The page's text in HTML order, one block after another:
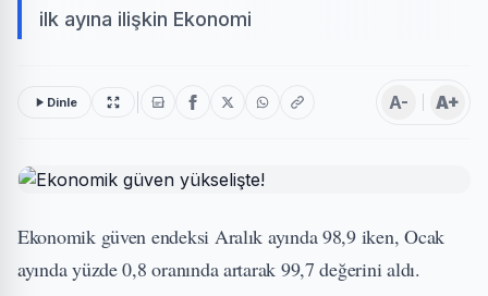
ilk ayına ilişkin Ekonomi
Dinle A- A+
Ekonomik güven endeksi Aralık ayında 98,9 iken, Ocak
ayında yüzde 0,8 oranında artarak 99,7 değerini aldı.